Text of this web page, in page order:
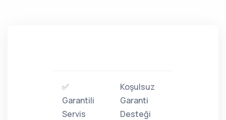
✅
Garantili
Servis
Koşulsuz
Garanti
Desteği